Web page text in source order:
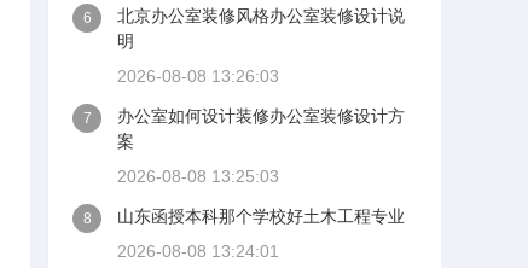
6
北京办公室装修风格办公室装修设计说
明
2026-08-08 13:26:03
7
办公室如何设计装修办公室装修设计方
案
2026-08-08 13:25:03
8
山东函授本科那个学校好土木工程专业
2026-08-08 13:24:01